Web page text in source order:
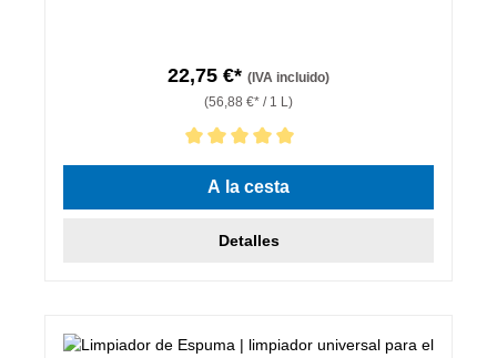
22,75 €* (IVA incluido)
(56,88 €* / 1 L)
Calificación promedio de 5 de 5 estrellas
A la cesta
Detalles